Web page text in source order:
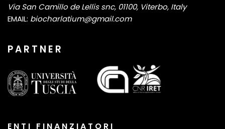
Via San Camillo de Lellis snc, 01100, Viterbo, Italy
EMAIL: biocharlatium@gmail.com
P A R T N E R
E N T I F I N A N Z I A T O R I